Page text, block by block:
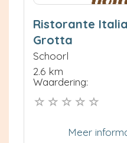
Ristorante
Grotta
Schoorl
2.6 km
Waardering:
Meer